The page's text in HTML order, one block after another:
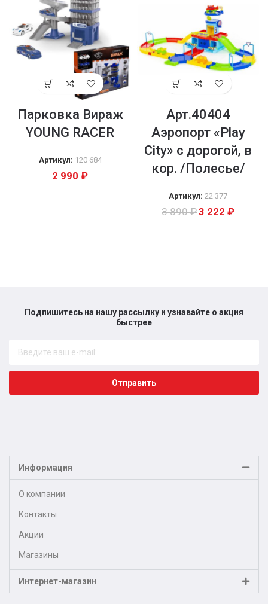
Парковка Вираж
YOUNG RACER
Артикул: 120 684
2 990 ₽
Арт.40404
Аэропорт «Play
City» с дорогой, в
кор. /Полесье/
Артикул: 22 377
3 890₽3 222 ₽
Подпишитесь на нашу рассылку и узнавайте о акция
быстрее​
Отправить
Информация
О компании
Контакты
Акции
Магазины
Интернет-магазин